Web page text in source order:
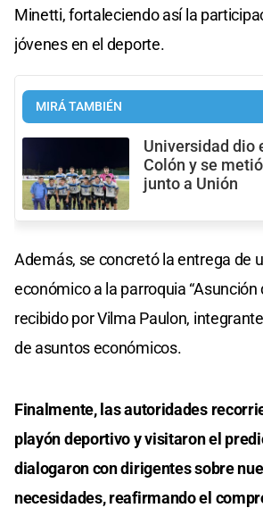
Minetti, fortaleciendo así la
jóvenes en el deporte.
MIRÁ TAMBIÉN
Universidad dio
Colón y se
junto a Unión
Además, se concretó la entrega de
económico a la parroquia “Asunción
recibido por Vilma Paulon,
de asuntos económicos.
Finalmente, las autoridades
playón deportivo y visitaron el
dialogaron con dirigentes sobre
necesidades, reafirmando el